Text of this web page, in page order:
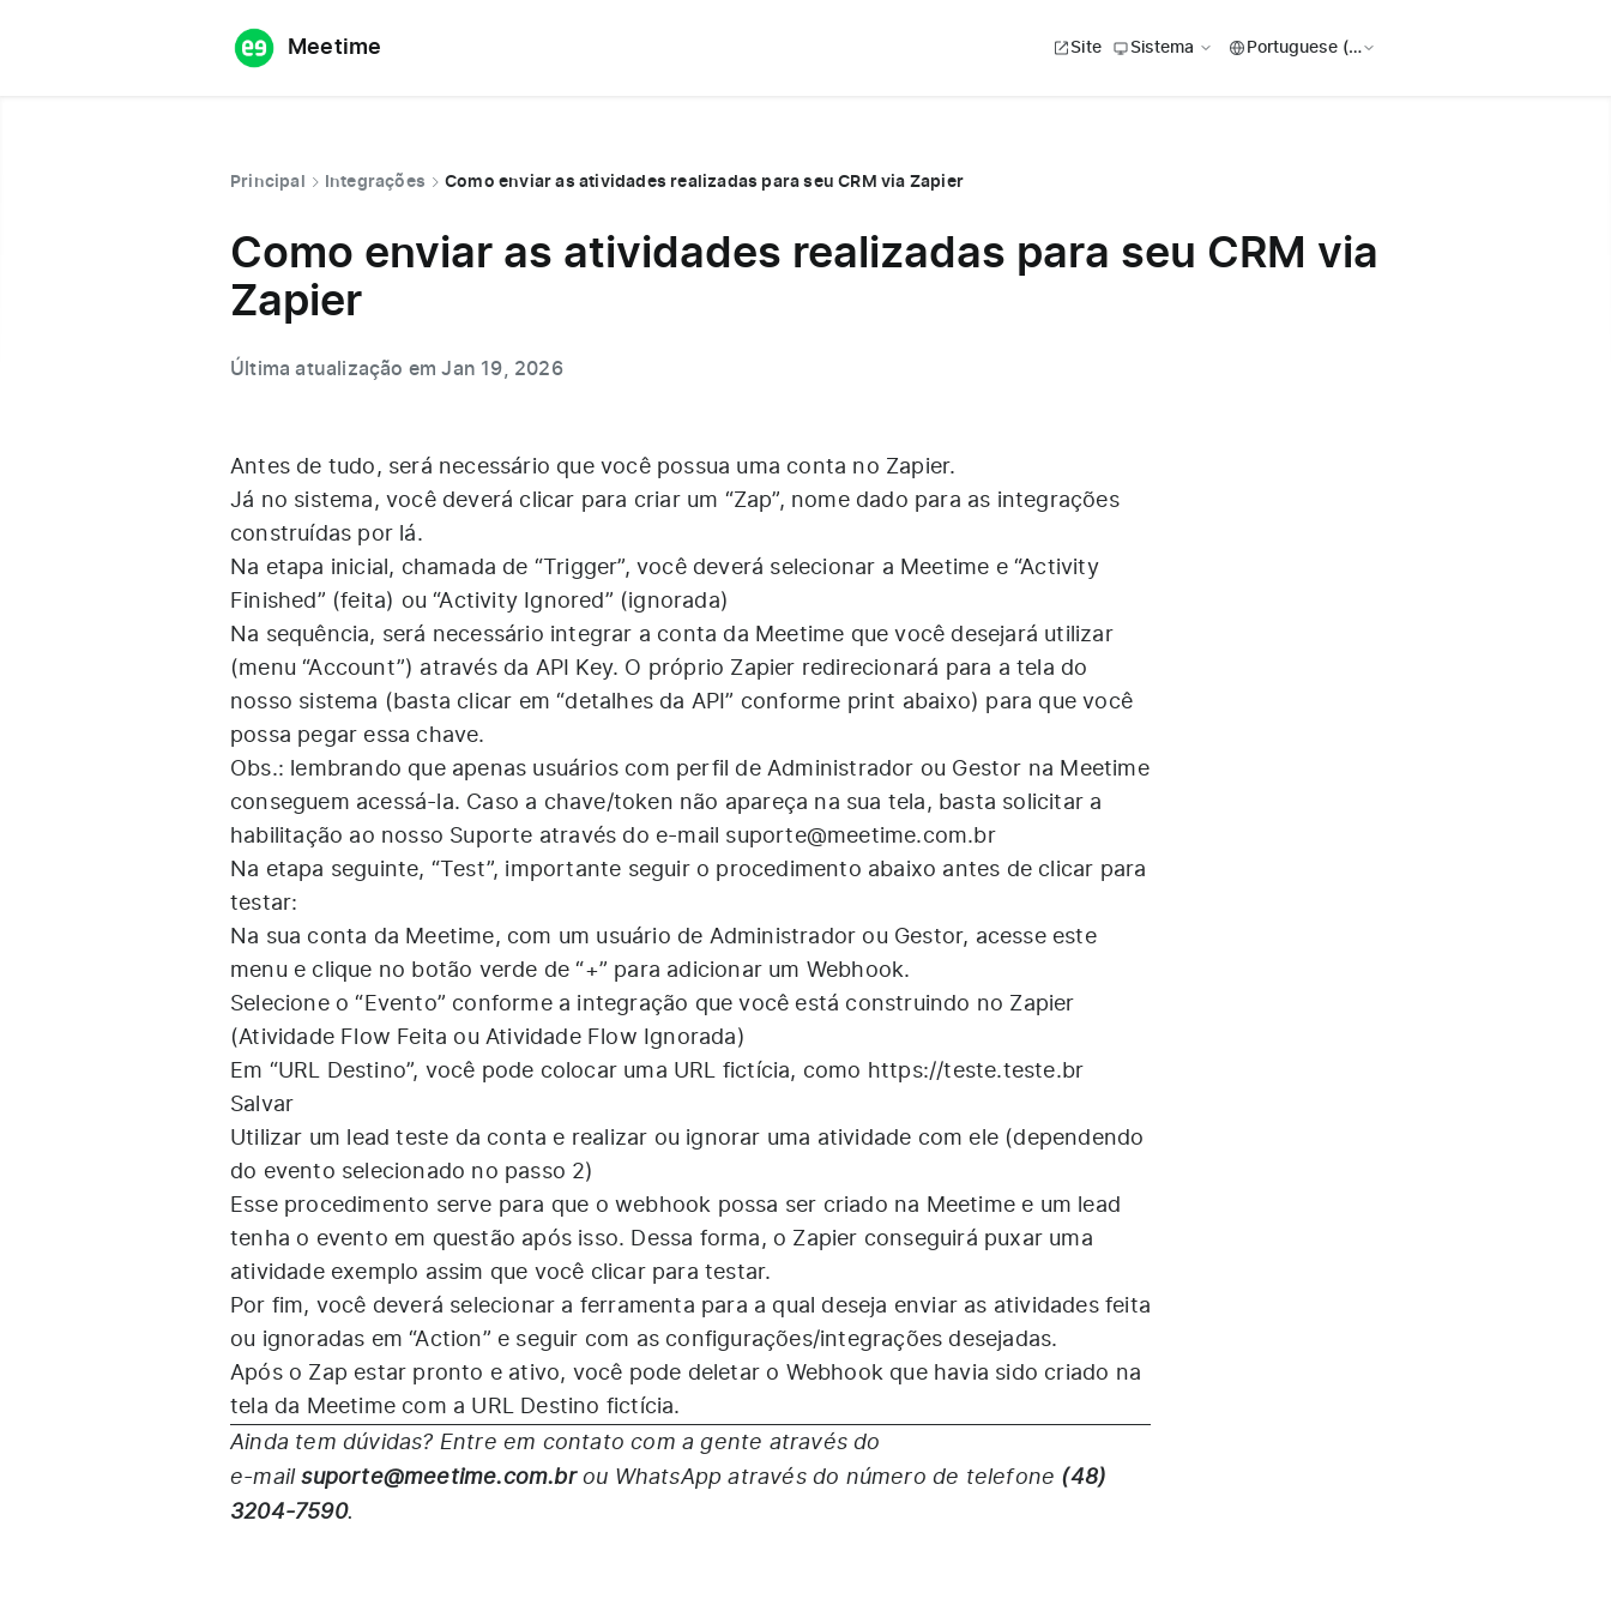
Meetime Site Sistema
Principal Integrações Como enviar as atividades realizadas para seu CRM via Zapier
Como enviar as atividades realizadas para seu CRM via
Zapier
Última atualização em Jan 19, 2026
Antes de tudo, será necessário que você possua uma conta no Zapier.
Já no sistema, você deverá clicar para criar um “Zap”, nome dado para as integrações
construídas por lá.
Na etapa inicial, chamada de “Trigger”, você deverá selecionar a Meetime e “Activity
Finished” (feita) ou “Activity Ignored” (ignorada)
Na sequência, será necessário integrar a conta da Meetime que você desejará utilizar
(menu “Account”) através da API Key. O próprio Zapier redirecionará para a tela do
nosso sistema (basta clicar em “detalhes da API” conforme print abaixo) para que você
possa pegar essa chave.
Obs.: lembrando que apenas usuários com perfil de Administrador ou Gestor na Meetime
conseguem acessá-la. Caso a chave/token não apareça na sua tela, basta solicitar a
habilitação ao nosso Suporte através do e-mail suporte@meetime.com.br
Na etapa seguinte, “Test”, importante seguir o procedimento abaixo antes de clicar para
testar:
Na sua conta da Meetime, com um usuário de Administrador ou Gestor, acesse este
menu e clique no botão verde de “+” para adicionar um Webhook.
Selecione o “Evento” conforme a integração que você está construindo no Zapier
(Atividade Flow Feita ou Atividade Flow Ignorada)
Em “URL Destino”, você pode colocar uma URL fictícia, como https://teste.teste.br
Salvar
Utilizar um lead teste da conta e realizar ou ignorar uma atividade com ele (dependendo
do evento selecionado no passo 2)
Esse procedimento serve para que o webhook possa ser criado na Meetime e um lead
tenha o evento em questão após isso. Dessa forma, o Zapier conseguirá puxar uma
atividade exemplo assim que você clicar para testar.
Por fim, você deverá selecionar a ferramenta para a qual deseja enviar as atividades feita
ou ignoradas em “Action” e seguir com as configurações/integrações desejadas.
Após o Zap estar pronto e ativo, você pode deletar o Webhook que havia sido criado na
tela da Meetime com a URL Destino fictícia.
Ainda tem dúvidas? Entre em contato com a gente através do
e-mail suporte@meetime.com.br ou WhatsApp através do número de telefone (48)
3204-7590.